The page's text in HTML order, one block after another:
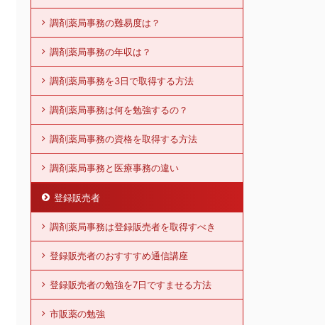
調剤薬局事務の難易度は？
調剤薬局事務の年収は？
調剤薬局事務を3日で取得する方法
調剤薬局事務は何を勉強するの？
調剤薬局事務の資格を取得する方法
調剤薬局事務と医療事務の違い
登録販売者
調剤薬局事務は登録販売者を取得すべき
登録販売者のおすすすめ通信講座
登録販売者の勉強を7日ですませる方法
市販薬の勉強